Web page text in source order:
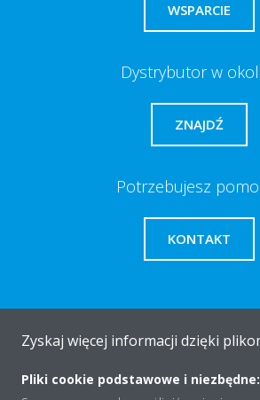
WSPARCIE
Dystrybutor w
ZNAJDŹ
Potrzebujesz
KONTAKT
O firmie
Zyskaj więcej informacji dzięki
Pliki cookie podstawowe i niezbędne: